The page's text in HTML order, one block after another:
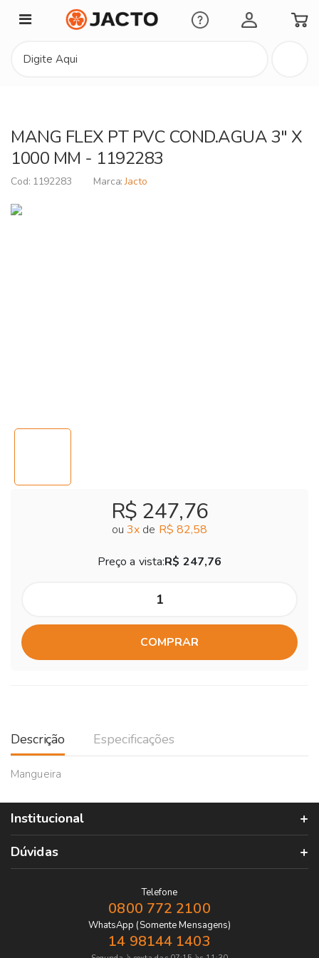
Minha Conta
MANG FLEX PT PVC COND.AGUA 3" X
1000 MM - 1192283
1192283 Jacto
R$ 247,76
ou 3x de R$ 82,58
Preço a vista:R$ 247,76
COMPRAR
Descrição Especificações
Mangueira
Institucional
Dúvidas
Telefone
0800 772 2100
WhatsApp (Somente Mensagens)
14 98144 1403